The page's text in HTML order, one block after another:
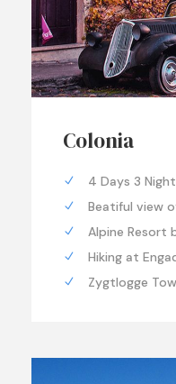
Colonia
4 Days 3
Beatiful view
Alpine Resort
Hiking at
Zygtlogge